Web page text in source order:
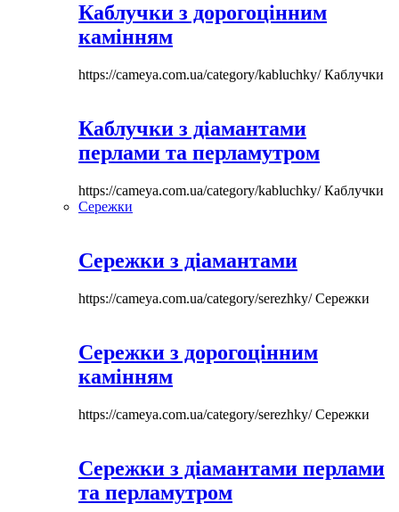
Каблучки з дорогоцінним
камінням
https://cameya.com.ua/category/kabluchky/Каблучки
Каблучки з діамантами
перлами та перламутром
https://cameya.com.ua/category/kabluchky/Каблучки
Сережки
Сережки з діамантами
https://cameya.com.ua/category/serezhky/Сережки
Сережки з дорогоцінним
камінням
https://cameya.com.ua/category/serezhky/Сережки
Сережки з діамантами перлами
та перламутром